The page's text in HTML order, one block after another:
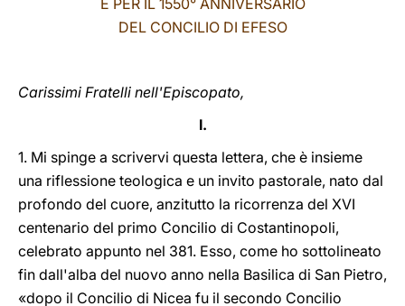
E PER IL 1550° ANNIVERSARIO
DEL CONCILIO DI EFESO
Carissimi Fratelli nell'Episcopato,
I.
1. Mi spinge a scrivervi questa lettera, che è insieme
una riflessione teologica e un invito pastorale, nato dal
profondo del cuore, anzitutto la ricorrenza del XVI
centenario del primo Concilio di Costantinopoli,
celebrato appunto nel 381. Esso, come ho sottolineato
fin dall'alba del nuovo anno nella Basilica di San Pietro,
«dopo il Concilio di Nicea fu il secondo Concilio